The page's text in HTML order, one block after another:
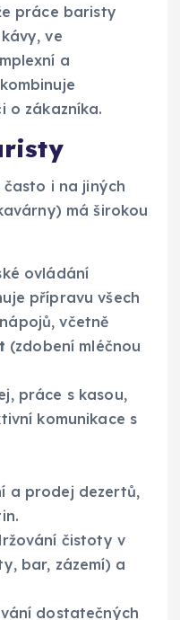
práce baristy
ve
a
o zákazníka.
i na jiných
má širokou
ovládání
přípravu všech
včetně
(zdobení mléčnou
práce s kasou,
komunikace s
a prodej dezertů,
čistoty v
bar, zázemí) a
dostatečných